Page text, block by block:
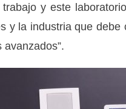
y este
y la industria que